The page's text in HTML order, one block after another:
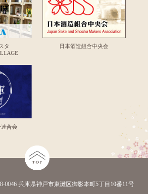
タ
日本酒造組合中央会
合会
兵庫県神戸市東灘区御影本町5丁目10番11号